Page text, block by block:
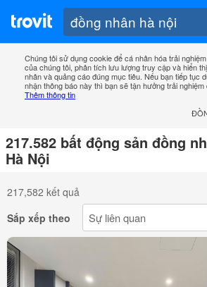
Chúng tôi sử dụng cookie để cá nhân hóa trải
của chúng tôi, phân tích lưu lượng truy cập và hiển
nhân và quảng cáo đúng mục tiêu. Nếu bạn tiếp tục
nhận thông báo này thì bạn sẽ tận hưởng trải nghiệm
Thêm thông tin
217.582 bất động sản đồng
Hà Nội
217,582 kết quả
Sắp xếp theo